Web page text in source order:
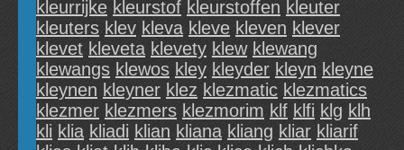
kleurrijke kleurstof kleurstoffen kleuter
kleuters klev kleva kleve kleven klever
klevet kleveta klevety klew klewang
klewangs klewos kley kleyder kleyn kleyne
kleynen kleyner klez klezmatic klezmatics
klezmer klezmers klezmorim klf klfi klg klh
kli klia kliadi klian kliana kliang kliar kliarif